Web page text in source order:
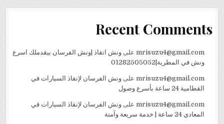
Recent Comments
mrisuzu4@gmail.comعلى ونش انقاذ |ونش الفرسان بيقدملك اسرع
ونش في المطرية|01282505052
mrisuzu4@gmail.comعلى ونش الفرسان لإنقاذ السيارات في
القطامية 24 ساعة بأسرع وصول
mrisuzu4@gmail.comعلى ونش الفرسان لإنقاذ السيارات في
المعادي 24 ساعة | خدمة سريعة وآمنة